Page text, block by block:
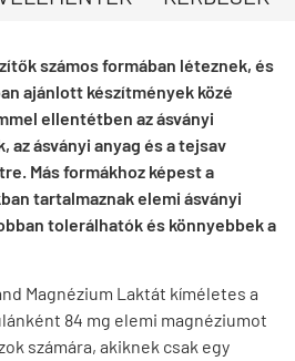
számos formában léteznek, és
ajánlott készítmények közé
ellentétben az ásványi
ásványi anyag és a tejsav
Más formákhoz képest a
tartalmaznak elemi ásványi
tolerálhatók és könnyebbek a
Magnézium Laktát kíméletes a
84 mg elemi magnéziumot
számára, akiknek csak egy